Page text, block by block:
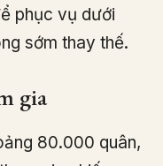
phục vụ dưới
sớm thay thế.
gia
80.000 quân,